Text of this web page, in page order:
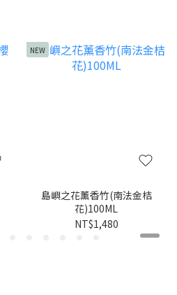
NEW
島嶼之花薰香竹(南法金桔
花)100ML
NT$1,480